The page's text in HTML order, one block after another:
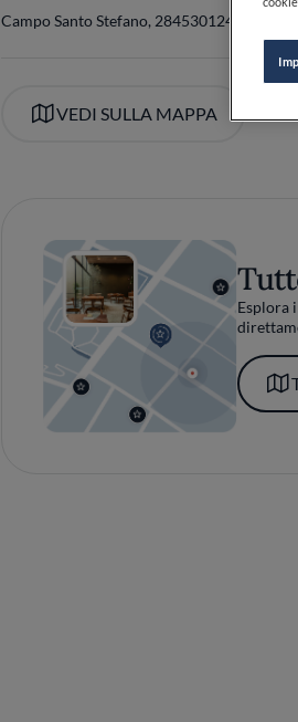
Campo Santo Stefano, 284530124
VEDI SULLA MAPPA
Esplora